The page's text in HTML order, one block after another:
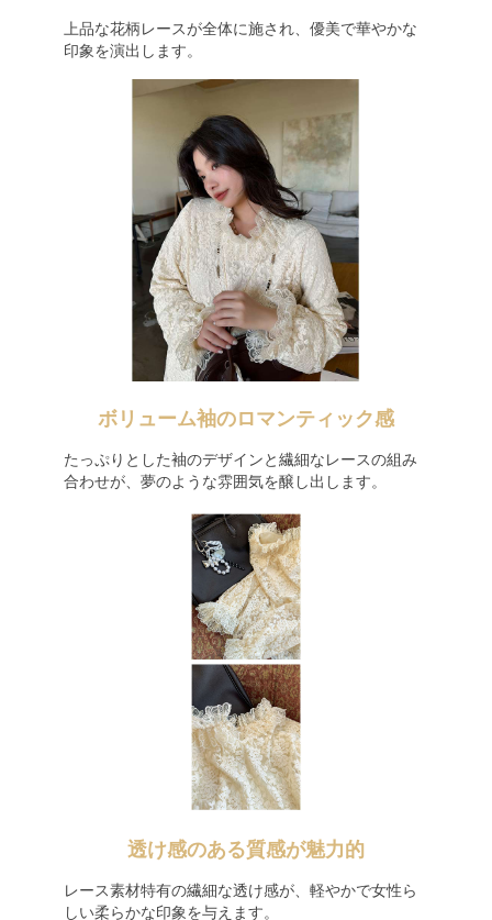
上品な花柄レースが全体に施され、優美で華やかな
印象を演出します。
ボリューム袖のロマンティック感
たっぷりとした袖のデザインと繊細なレースの組み
合わせが、夢のような雰囲気を醸し出します。
透け感のある質感が魅力的
レース素材特有の繊細な透け感が、軽やかで女性ら
しい柔らかな印象を与えます。